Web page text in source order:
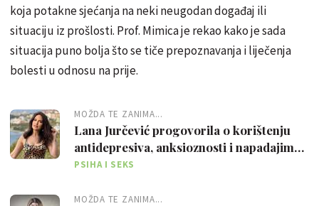
koja potakne sjećanja na neki neugodan događaj ili
situaciju iz prošlosti. Prof. Mimica je rekao kako je sada
situacija puno bolja što se tiče prepoznavanja i liječenja
bolesti u odnosu na prije.
MOŽDA TE ZANIMA...
Lana Jurčević progovorila o korištenju
antidepresiva, anksioznosti i napadajima
panike
PSIHA I SEKS
MOŽDA TE ZANIMA...